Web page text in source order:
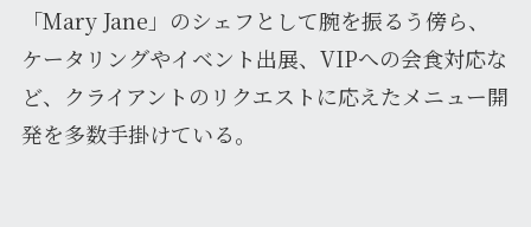
「Mary Jane」のシェフとして腕を振るう傍ら、
ケータリングやイベント出展、VIPへの会食対応な
ど、クライアントのリクエストに応えたメニュー開
発を多数手掛けている。